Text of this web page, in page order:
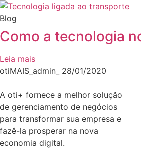
Blog
Como a tecnologia
Leia mais
otiMAIS_admin_ 28/01/2020
A oti+ fornece a melhor solução
de gerenciamento de negócios
para transformar sua empresa e
fazê-la prosperar na nova
economia digital.